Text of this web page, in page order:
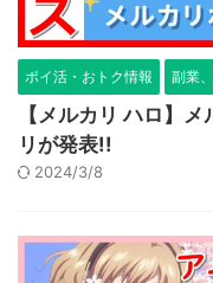
ポイ活・おトク情報 副業
【メルカリ ハロ】
リが発表!!
2024/3/8